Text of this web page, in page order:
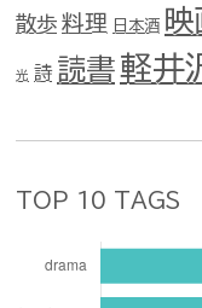
散歩 料理 日本酒 映
光 詩 読書軽井
TOP 10 TAGS